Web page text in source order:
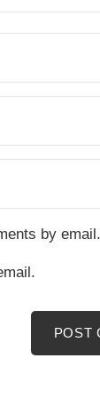
by email.